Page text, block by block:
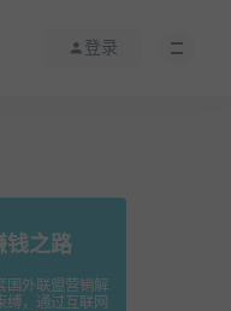
登录
钱之路
国外联盟营销解
缚，通过互联网